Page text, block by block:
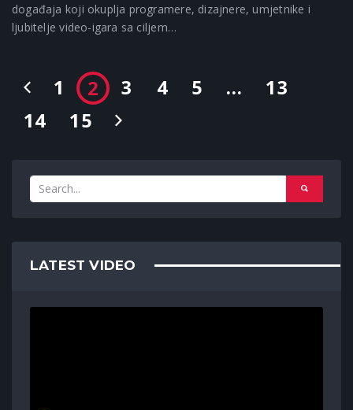
događaja koji okuplja programere, dizajnere, umjetnike i
ljubitelje video-igara sa ciljem…
1 2 3 4 5 …
13
14
15
LATEST VIDEO